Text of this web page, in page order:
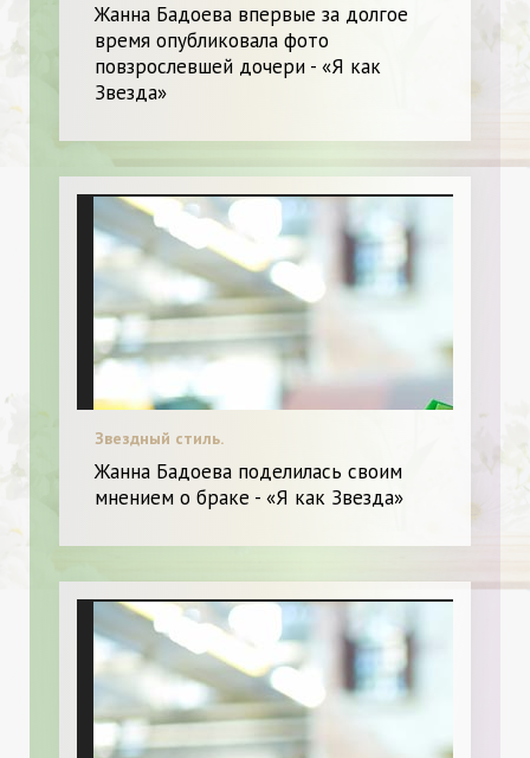
Жанна Бадоева впервые за долгое
время опубликовала фото
повзрослевшей дочери - «Я как
Звезда»
Звездный стиль.
Жанна Бадоева поделилась своим
мнением о браке - «Я как Звезда»